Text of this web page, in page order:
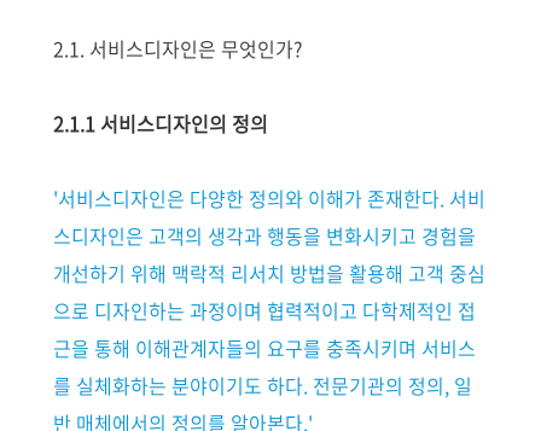
2.1. 서비스디자인은 무엇인가?
2.1.1 서비스디자인의 정의
'서비스디자인은 다양한 정의와 이해가 존재한다. 서비
스디자인은 고객의 생각과 행동을 변화시키고 경험을
개선하기 위해 맥락적 리서치 방법을 활용해 고객 중심
으로 디자인하는 과정이며 협력적이고 다학제적인 접
근을 통해 이해관계자들의 요구를 충족시키며 서비스
를 실체화하는 분야이기도 하다. 전문기관의 정의, 일
반 매체에서의 정의를 알아본다.'